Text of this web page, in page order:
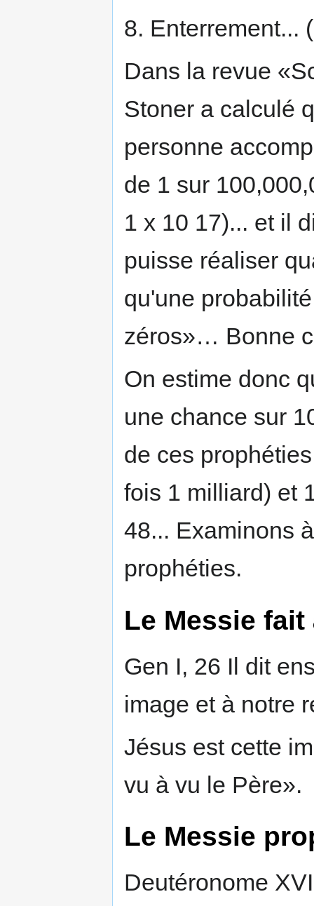
8. Enterrement...
Dans la revue
Stoner a calculé
personne
de 1 sur
1 x 10 17)... et il
puisse réaliser
qu'une
zéros»… Bonne
On estime donc
une chance sur
de ces
fois 1 milliard) et
48... Examinons
prophéties.
Le Messie fait
Gen I, 26 Il dit
image et à notre
Jésus est cette
vu à vu le Père».
Le Messie
Deutéronome